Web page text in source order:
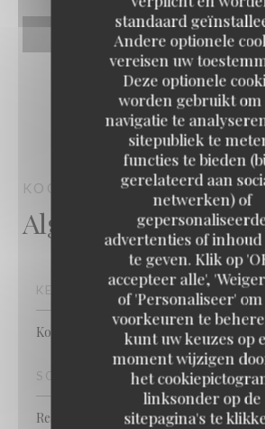
standaard
Andere optionele
vereisen uw
Deze optionele
worden gebruikt om
navigatie te
sitepubliek te
functies te bieden
gerelateerd aan
netwerken) of
advertenties of
te geven. Klik op
accepteer alle',
of 'Personaliseer'
voorkeuren te
kunt uw keuzes op
moment wijzigen
het
linksonder op de
sitepagina's te
KOOK IL KWANRESTAURANT
Algemene
KEUKEN
Koreaans
SOORT BEDRIJF
Restaurant
KOOK IL